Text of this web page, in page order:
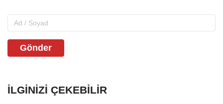
Gönder
İLGINIZI ÇEKEBILIR